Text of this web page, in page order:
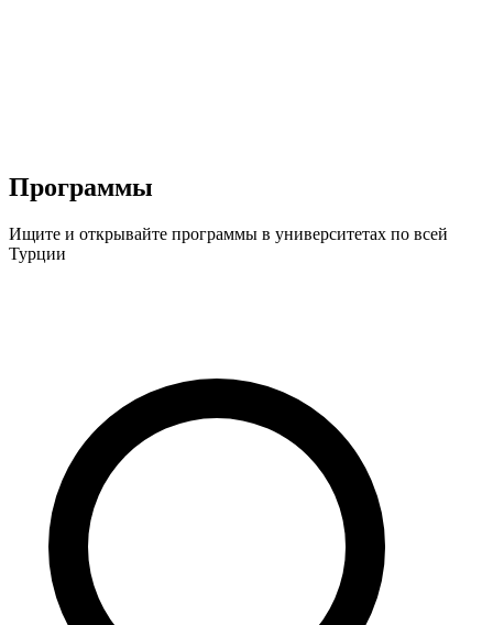
Программы
Ищите и открывайте программы в университетах по всей
Турции